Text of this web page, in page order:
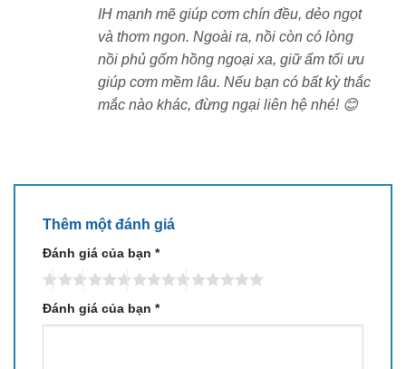
IH mạnh mẽ giúp cơm chín đều, dẻo ngọt
và thơm ngon. Ngoài ra, nồi còn có lòng
nồi phủ gốm hồng ngoại xa, giữ ẩm tối ưu
giúp cơm mềm lâu. Nếu bạn có bất kỳ thắc
mắc nào khác, đừng ngại liên hệ nhé! 😊
Thêm một đánh giá
Đánh giá của bạn *
Đánh giá của bạn *